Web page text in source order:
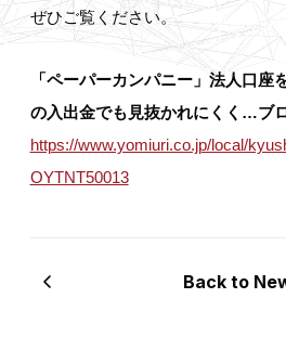
ぜひご覧ください。
「ペーパーカンパニー」法人口座
の入出金でも見抜かれにくく…ブ
https://www.yomiuri.co.jp/local/
OYTNT50013
Back to